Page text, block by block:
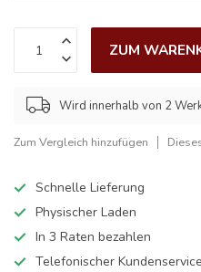
ZUM
Wird innerhalb von 2
Zum Vergleich hinzufügen
Schnelle Lieferung
Physischer Laden
In 3 Raten bezahlen
Telefonischer Kundenservice